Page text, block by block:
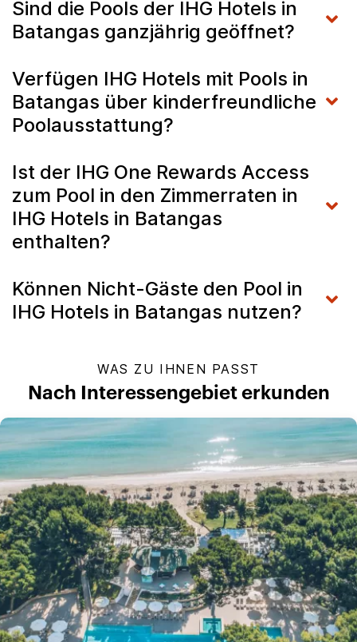
Sind die Pools der IHG Hotels in
Batangas ganzjährig geöffnet?
Verfügen IHG Hotels mit Pools in
Batangas über kinderfreundliche
Poolausstattung?
Ist der IHG One Rewards Access
zum Pool in den Zimmerraten in
IHG Hotels in Batangas
enthalten?
Können Nicht-Gäste den Pool in
IHG Hotels in Batangas nutzen?
WAS ZU IHNEN PASST
Nach Interessengebiet erkunden